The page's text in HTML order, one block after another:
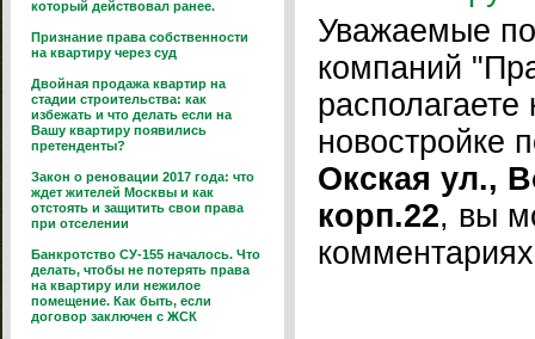
который действовал ранее.
Признание права собственности
на квартиру через суд
Двойная продажа квартир на
стадии строительства: как
избежать и что делать если на
Вашу квартиру появились
претенденты?
Закон о реновации 2017 года: что
ждет жителей Москвы и как
отстоять и защитить свои права
при отселении
Банкротство СУ-155 началось. Что
делать, чтобы не потерять права
на квартиру или нежилое
помещение. Как быть, если
договор заключен с ЖСК
Уважаемые
компаний
новостройке
Окская ул.,
корп.22, вы